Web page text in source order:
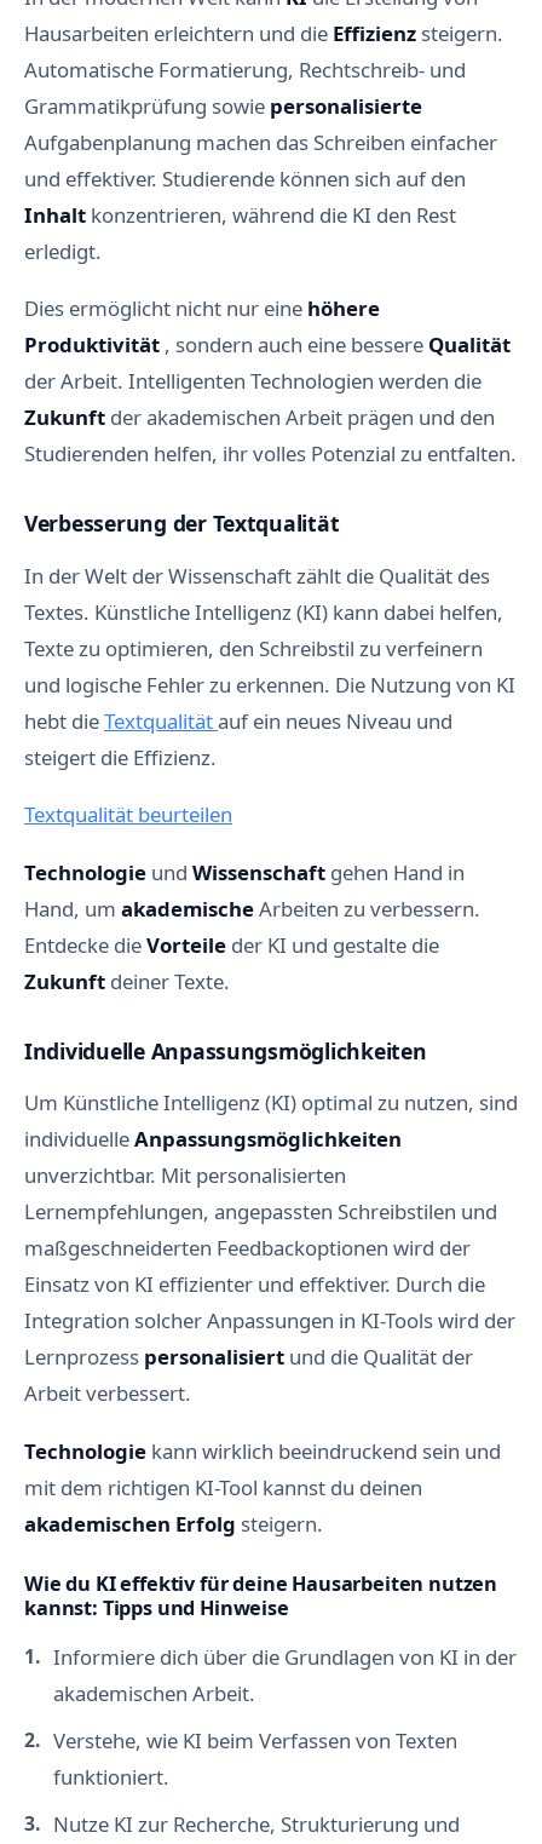
Hausarbeiten erleichtern und die Effizienz steigern.
Automatische Formatierung, Rechtschreib- und
Grammatikprüfung sowie personalisierte
Aufgabenplanung machen das Schreiben einfacher
und effektiver. Studierende können sich auf den
Inhalt konzentrieren, während die KI den Rest
erledigt.
Dies ermöglicht nicht nur eine höhere
Produktivität , sondern auch eine bessere Qualität
der Arbeit. Intelligenten Technologien werden die
Zukunft der akademischen Arbeit prägen und den
Studierenden helfen, ihr volles Potenzial zu entfalten.
Verbesserung der Textqualität
In der Welt der Wissenschaft zählt die Qualität des
Textes. Künstliche Intelligenz (KI) kann dabei helfen,
Texte zu optimieren, den Schreibstil zu verfeinern
und logische Fehler zu erkennen. Die Nutzung von KI
hebt dieTextqualitätauf ein neues Niveau und
steigert die Effizienz.
Textqualität beurteilen
Technologie und Wissenschaft gehen Hand in
Hand, um akademischeArbeiten zu verbessern.
Entdecke dieVorteile der KI und gestalte die
Zukunft deiner Texte.
Individuelle Anpassungsmöglichkeiten
Um Künstliche Intelligenz (KI) optimal zu nutzen, sind
individuelleAnpassungsmöglichkeiten
unverzichtbar. Mit personalisierten
Lernempfehlungen, angepassten Schreibstilen und
maßgeschneiderten Feedbackoptionen wird der
Einsatz von KI effizienter und effektiver. Durch die
Integration solcher Anpassungen in KI-Tools wird der
Lernprozess personalisiert und die Qualität der
Arbeit verbessert.
Technologie kann wirklich beeindruckend sein und
mit dem richtigen KI-Tool kannst du deinen
akademischen Erfolg steigern.
Wie du KI effektiv für deine Hausarbeiten nutzen
kannst: Tipps und Hinweise
Informiere dich über die Grundlagen von KI in der
akademischen Arbeit.
Verstehe, wie KI beim Verfassen von Texten
funktioniert.
Nutze KI zur Recherche, Strukturierung und